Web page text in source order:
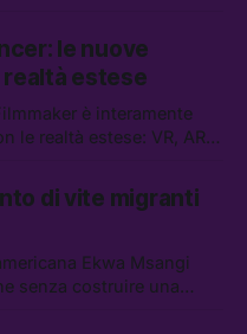
le nuove
estese
è interamente
le realtà estese: VR, AR,
AN-ICON
di vite migranti
Ekwa Msangi
senza costruire una